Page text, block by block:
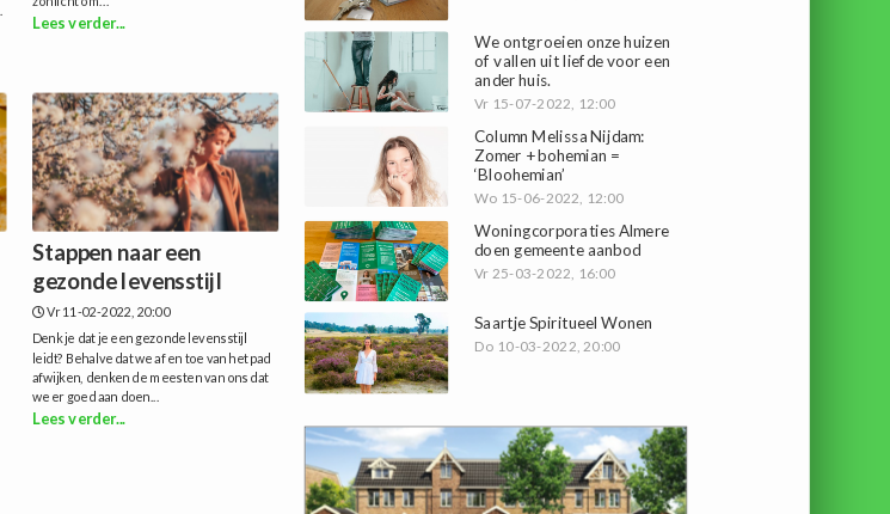
Lees verder...
Stappen naar een
gezonde levensstijl
Vr 11-02-2022, 20:00
Denk je dat je een gezonde levensstijl
leidt? Behalve dat we af en toe van het pad
afwijken, denken de meesten van ons dat
we er goed aan doen...
Lees verder...
We ontgroeien onze huizen
of vallen uit liefde voor een
ander huis.
Vr 15-07-2022, 12:00
Column Melissa Nijdam:
Zomer + bohemian =
‘Bloohemian’
Wo 15-06-2022, 12:00
Woningcorporaties Almere
doen gemeente aanbod
Vr 25-03-2022, 16:00
Saartje Spiritueel Wonen
Do 10-03-2022, 20:00